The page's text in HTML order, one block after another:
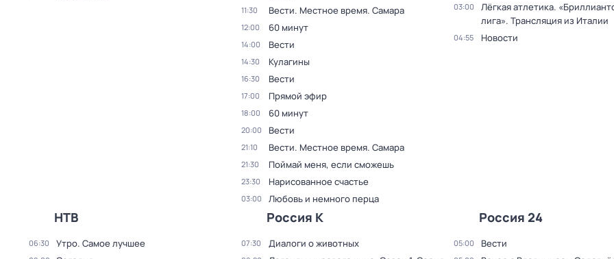
11:30 Вести. Местное время. Самара
12:00 60 минут
14:00 Вести
14:30 Кулагины
16:30 Вести
17:00 Прямой эфир
18:00 60 минут
20:00 Вести
21:10 Вести. Местное время. Самара
21:30 Поймай меня, если сможешь
23:30 Нарисованное счастье
03:00 Любовь и немного перца
03:00
Лёгкая атлетика.
лига». Трансляция из Италии
04:55 Новости
НТВ
06:30 Утро. Самое лучшее
Россия К
07:30 Диалоги о животных
Россия 24
05:00 Вести